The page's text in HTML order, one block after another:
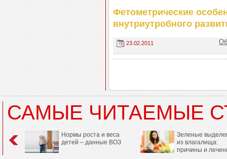
Фетометрические
внутриутробного
23.02.2011
САМЫЕ ЧИТАЕМЫЕ
Нормы роста и веса
детей – данные ВОЗ
Зеленые
из влагалища:
причины и